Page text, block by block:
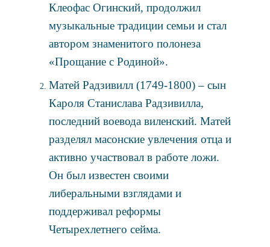
Клеофас Огинский, продолжил
музыкальные традиции семьи и стал
автором знаменитого полонеза
«Прощание с Родиной».
Матей Радзивилл (1749-1800) – сын
Кароля Станислава Радзивилла,
последний воевода виленский. Матей
разделял масонские увлечения отца и
активно участвовал в работе ложи.
Он был известен своими
либеральными взглядами и
поддерживал реформы
Четырехлетнего сейма.